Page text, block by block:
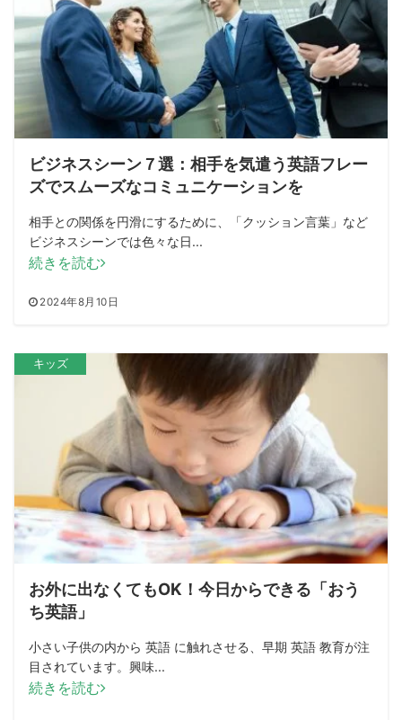
ビジネスシーン７選：相手を気遣う英語フレー
ズでスムーズなコミュニケーションを
相手との関係を円滑にするために、「クッション言葉」など
ビジネスシーンでは色々な日...
2024年8月10日
続きを読む
キッズ
お外に出なくてもOK！今日からできる「おう
ち英語」
小さい子供の内から 英語 に触れさせる、早期 英語 教育が注
目されています。興味...
続きを読む